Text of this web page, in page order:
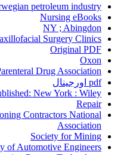
petroleum industry
Nursing eBooks
NY ; Abingdon
Surgery Clinics
Original PDF
Oxon
Drug Association
pdf اورجینال
New York : Wiley
Repair
Contractors National
Association
Society for Mining
of Automotive Engineers